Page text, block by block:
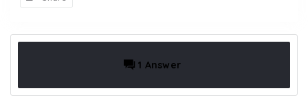
1 Answer